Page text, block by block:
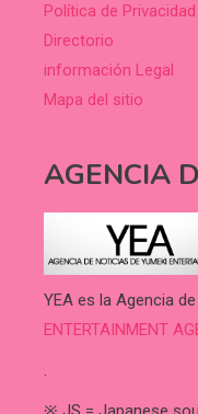
Política de
Directorio
información Legal
Mapa del sitio
AGENCIA
YEA es la Agencia
ENTERTAINMENT
.